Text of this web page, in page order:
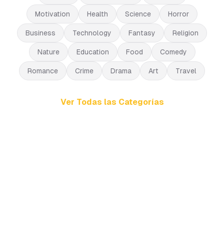
Motivation Health Science Horror
Business Technology Fantasy Religion
Nature Education Food Comedy
Romance Crime Drama Art Travel
Ver Todas las Categorías